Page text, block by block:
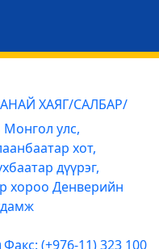
ХАЯГ/САЛБАР/
Mонгол улс,
хот,
дүүрэг,
хороо Денверийн
Факс: (+976-11) 323 100